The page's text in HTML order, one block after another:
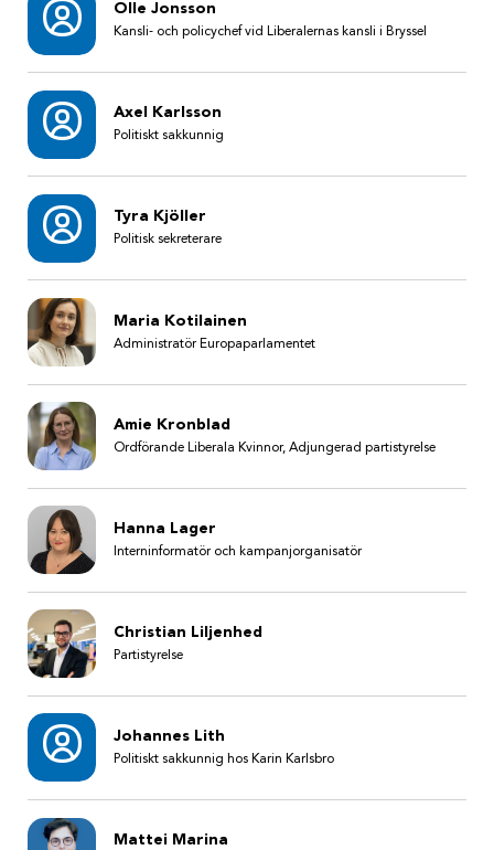
Olle Jonsson
Kansli- och policychef vid Liberalernas kansli i Bryssel
Axel Karlsson
Politiskt sakkunnig
Tyra Kjöller
Politisk sekreterare
Maria Kotilainen
Administratör Europaparlamentet
Amie Kronblad
Ordförande Liberala Kvinnor, Adjungerad partistyrelse
Hanna Lager
Interninformatör och kampanjorganisatör
Christian Liljenhed
Partistyrelse
Johannes Lith
Politiskt sakkunnig hos Karin Karlsbro
Mattei Marina